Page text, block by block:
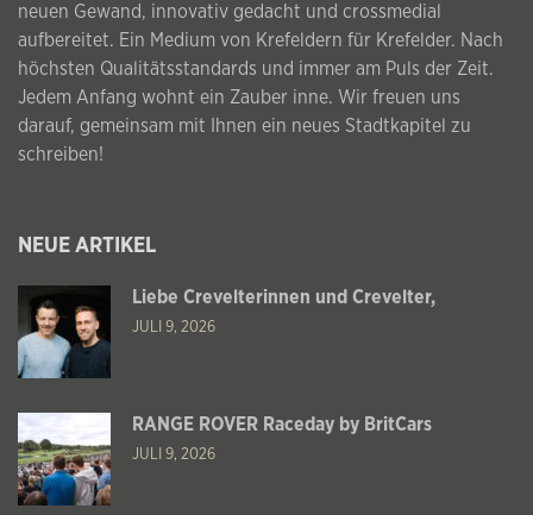
neuen Gewand, innovativ gedacht und crossmedial
aufbereitet. Ein Medium von Krefeldern für Krefelder. Nach
höchsten Qualitätsstandards und immer am Puls der Zeit.
Jedem Anfang wohnt ein Zauber inne. Wir freuen uns
darauf, gemeinsam mit Ihnen ein neues Stadtkapitel zu
schreiben!
NEUE ARTIKEL
Liebe Crevelterinnen und Crevelter,
JULI 9, 2026
RANGE ROVER Raceday by BritCars
JULI 9, 2026